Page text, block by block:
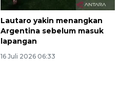
Lautaro yakin menangkan
Argentina sebelum masuk
lapangan
16 Juli 2026 06:33